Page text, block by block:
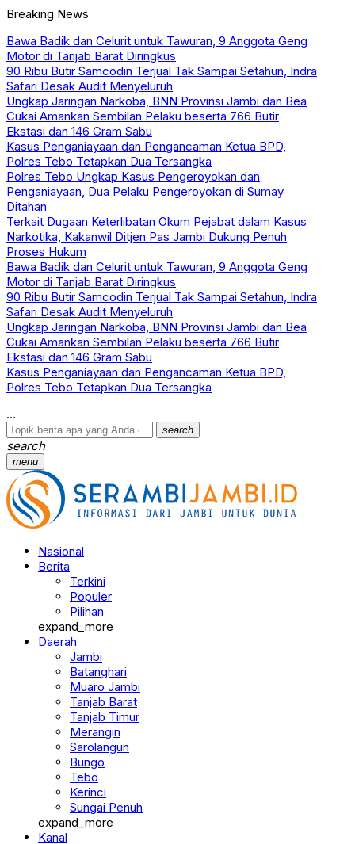
Breaking News
Bawa Badik dan Celurit untuk Tawuran, 9 Anggota Geng
Motor di Tanjab Barat Diringkus
90 Ribu Butir Samcodin Terjual Tak Sampai Setahun, Indra
Safari Desak Audit Menyeluruh
Ungkap Jaringan Narkoba, BNN Provinsi Jambi dan Bea
Cukai Amankan Sembilan Pelaku beserta 766 Butir
Ekstasi dan 146 Gram Sabu
Kasus Penganiayaan dan Pengancaman Ketua BPD,
Polres Tebo Tetapkan Dua Tersangka
Polres Tebo Ungkap Kasus Pengeroyokan dan
Penganiayaan, Dua Pelaku Pengeroyokan di Sumay
Ditahan
Terkait Dugaan Keterlibatan Okum Pejabat dalam Kasus
Narkotika, Kakanwil Ditjen Pas Jambi Dukung Penuh
Proses Hukum
Bawa Badik dan Celurit untuk Tawuran, 9 Anggota Geng
Motor di Tanjab Barat Diringkus
90 Ribu Butir Samcodin Terjual Tak Sampai Setahun, Indra
Safari Desak Audit Menyeluruh
Ungkap Jaringan Narkoba, BNN Provinsi Jambi dan Bea
Cukai Amankan Sembilan Pelaku beserta 766 Butir
Ekstasi dan 146 Gram Sabu
Kasus Penganiayaan dan Pengancaman Ketua BPD,
Polres Tebo Tetapkan Dua Tersangka
search
menu
Berita
Populer
Pilihan
expand_more
Daerah
Jambi
Batanghari
Muaro Jambi
Tanjab Barat
Tanjab Timur
Merangin
Sarolangun
Bungo
Tebo
Kerinci
Sungai Penuh
expand_more
Kanal